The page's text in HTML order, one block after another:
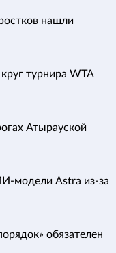
нашли
турнира WTA
Атырауской
модели Astra из-за
обязателен